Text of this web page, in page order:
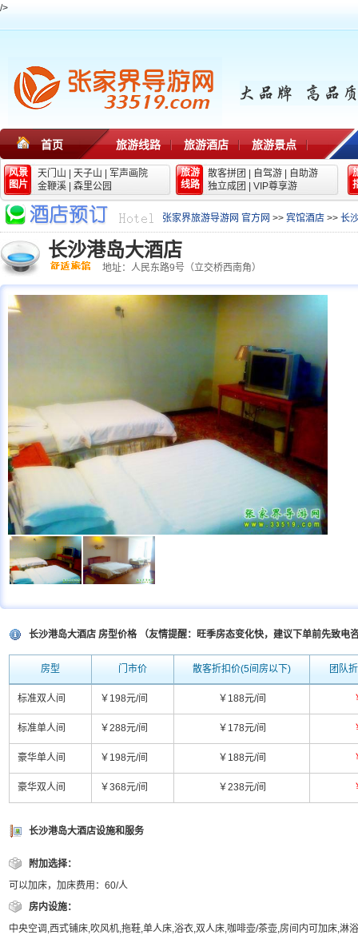
/>
首页 旅游线路 旅游酒店 旅游景点
风景
图片
天门山 天子山
军声画院
金鞭溪
森里公园
旅游
线路
散客拼团 自驾游
自助游
独立成团
VIP尊享游
张家界旅游导游网 官方网 >> 宾馆酒店 >> 长
长沙港岛大酒店
地址：人民东路9号（立交桥西南角）
长沙港岛大酒店 房型价格 （友情提醒：旺季房态变化快，建议下单前先致电
房型 门市价 散客折扣价(5间房以下) 团队
标准双人间 ￥198元/间 ￥188元/间
标准单人间 ￥288元/间 ￥178元/间
豪华单人间 ￥198元/间 ￥188元/间
豪华双人间 ￥368元/间 ￥238元/间
长沙港岛大酒店设施和服务
附加选择：
可以加床，加床费用：60/人
房内设施：
中央空调,西式铺床,吹风机,拖鞋,单人床,浴衣,双人床,咖啡壶/茶壶,房间内可加床,淋